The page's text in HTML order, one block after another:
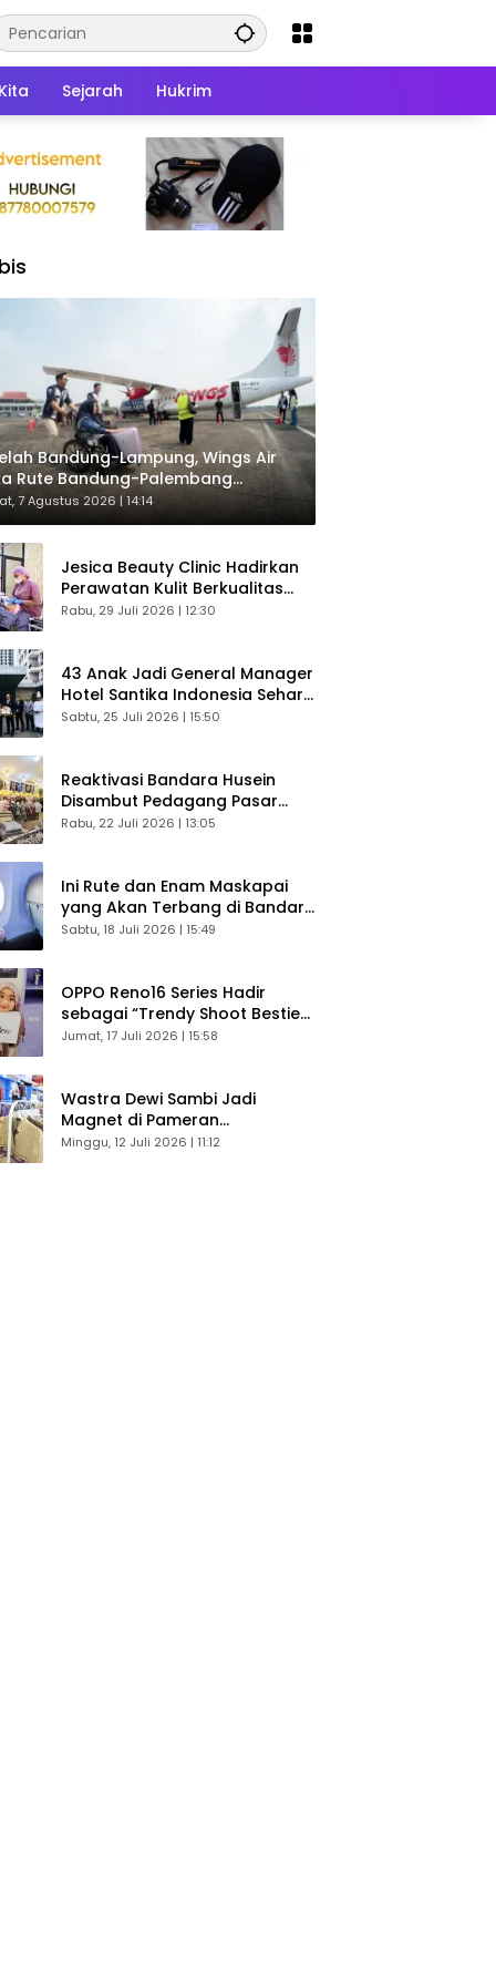
Sejarah Hukrim
Bandung-Lampung, Wings Air
Rute Bandung-Palembang
Langsung Penumpang
7 Agustus 2026 | 14:14
Jesica Beauty Clinic Hadirkan
Perawatan Kulit Berkualitas
Plus Konsultasi Gratis
Rabu, 29 Juli 2026 | 12:30
43 Anak Jadi General Manager
Hotel Santika Indonesia Sehari
Sukses Digelar
Sabtu, 25 Juli 2026 | 15:50
Reaktivasi Bandara Husein
Disambut Pedagang Pasar
Baru, Diyakini Bangkitkan
Rabu, 22 Juli 2026 | 13:05
Ini Rute dan Enam Maskapai
yang Akan Terbang di Bandara
Husein Sastranegara
Sabtu, 18 Juli 2026 | 15:49
OPPO Reno16 Series Hadir
sebagai “Trendy Shoot Bestie”,
Bikin Konten Kreator Makin
Jumat, 17 Juli 2026 | 15:58
Wastra Dewi Sambi Jadi
Magnet di Pameran
Dekranasda, Banyak Diminati
Minggu, 12 Juli 2026 | 11:12